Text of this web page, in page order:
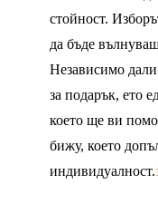
стойност.
да бъде
Независимо
за подарък, ето
което ще ви
бижу, което
индивидуалност.